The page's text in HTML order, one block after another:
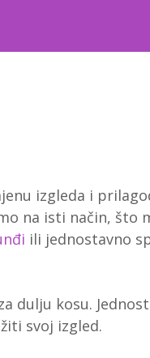
izgleda i
na isti način, što
ili jednostavno
dulju kosu.
svoj izgled.